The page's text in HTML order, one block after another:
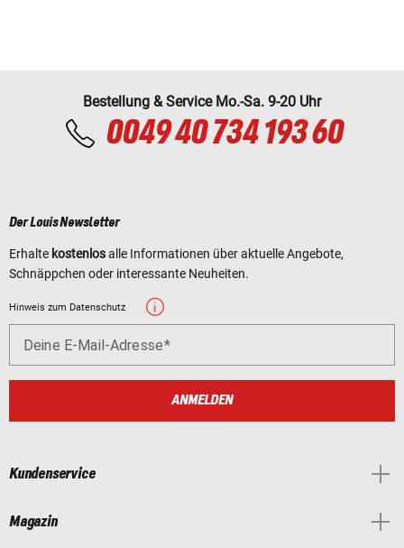
Bestellung & Service Mo.-Sa. 9-20 Uhr
0049 40 734 193 60
Der Louis Newsletter
Erhalte kostenlosalle Informationen über aktuelle Angebote,
Schnäppchen oder interessante Neuheiten.
Hinweis zum Datenschutz
Deine E-Mail-Adresse
ANMELDEN
Kundenservice
Magazin